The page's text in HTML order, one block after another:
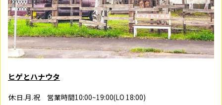
ヒゲとハナウタ
休:日.月.祝 営業時間10:00~19:00(LO 18:00)